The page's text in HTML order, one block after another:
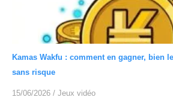
Kamas Wakfu : comment en gagner, bien
sans risque
15/06/2026 / Jeux vidéo